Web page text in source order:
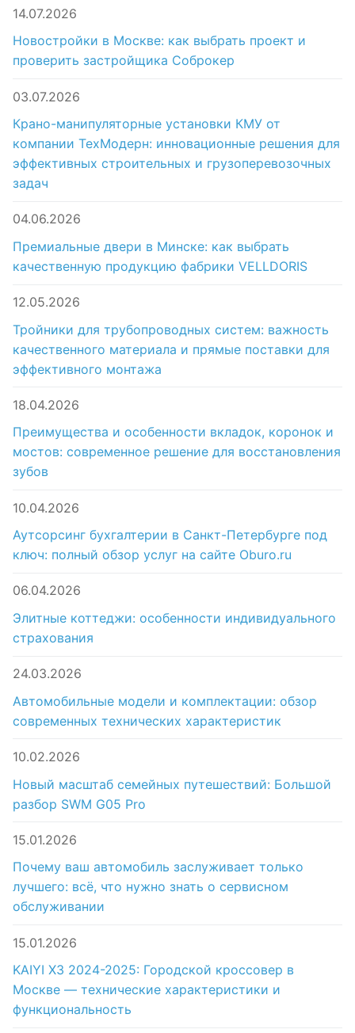
14.07.2026
Новостройки в Москве: как выбрать проект и
проверить застройщика Соброкер
03.07.2026
Крано-манипуляторные установки КМУ от
компании ТехМодерн: инновационные решения для
эффективных строительных и грузоперевозочных
задач
04.06.2026
Премиальные двери в Минске: как выбрать
качественную продукцию фабрики VELLDORIS
12.05.2026
Тройники для трубопроводных систем: важность
качественного материала и прямые поставки для
эффективного монтажа
18.04.2026
Преимущества и особенности вкладок, коронок и
мостов: современное решение для восстановления
зубов
10.04.2026
Аутсорсинг бухгалтерии в Санкт-Петербурге под
ключ: полный обзор услуг на сайте Oburo.ru
06.04.2026
Элитные коттеджи: особенности индивидуального
страхования
24.03.2026
Автомобильные модели и комплектации: обзор
современных технических характеристик
10.02.2026
Новый масштаб семейных путешествий: Большой
разбор SWM G05 Pro
15.01.2026
Почему ваш автомобиль заслуживает только
лучшего: всё, что нужно знать о сервисном
обслуживании
15.01.2026
KAIYI X3 2024-2025: Городской кроссовер в
Москве — технические характеристики и
функциональность